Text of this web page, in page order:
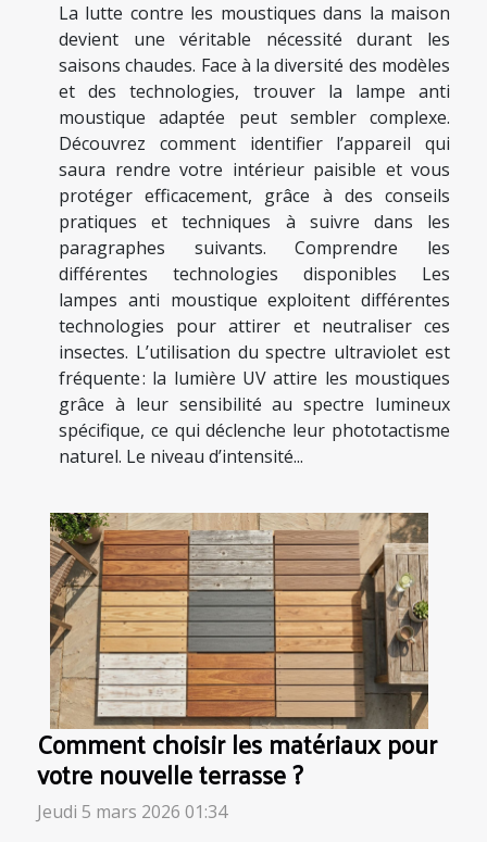
La lutte contre les moustiques dans la maison
devient une véritable nécessité durant les
saisons chaudes. Face à la diversité des modèles
et des technologies, trouver la lampe anti
moustique adaptée peut sembler complexe.
Découvrez comment identifier l’appareil qui
saura rendre votre intérieur paisible et vous
protéger efficacement, grâce à des conseils
pratiques et techniques à suivre dans les
paragraphes suivants. Comprendre les
différentes technologies disponibles Les
lampes anti moustique exploitent différentes
technologies pour attirer et neutraliser ces
insectes. L’utilisation du spectre ultraviolet est
fréquente : la lumière UV attire les moustiques
grâce à leur sensibilité au spectre lumineux
spécifique, ce qui déclenche leur phototactisme
naturel. Le niveau d’intensité...
Comment choisir les matériaux pour
votre nouvelle terrasse ?
Jeudi 5 mars 2026 01:34